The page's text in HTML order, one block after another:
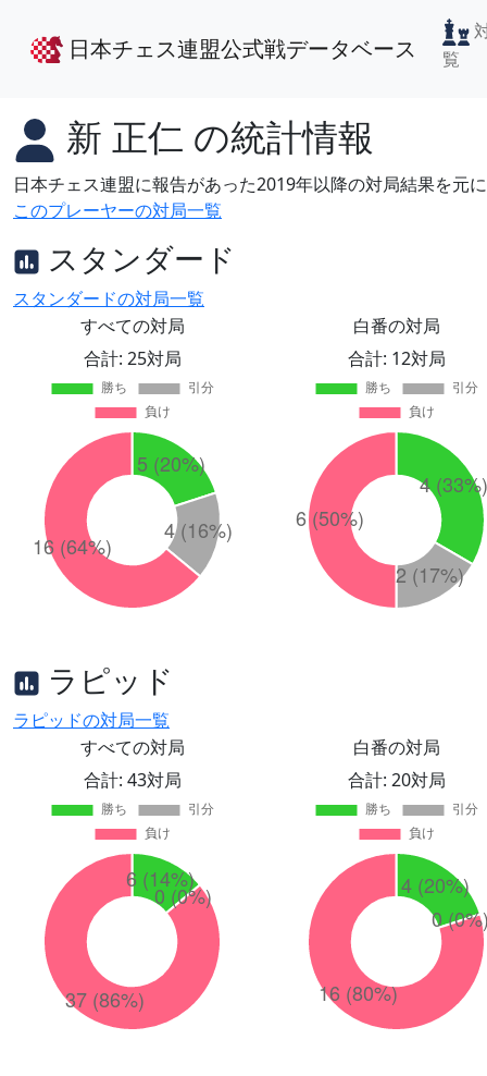
日本チェス連盟公式戦データベース
覧
新 正仁 の統計情報
日本チェス連盟に報告があった2019年以降の対局結果を元
このプレーヤーの対局一覧
スタンダード
スタンダードの対局一覧
すべての対局
合計: 25対局
白番の対局
合計: 12対局
ラピッド
ラピッドの対局一覧
すべての対局
合計: 43対局
白番の対局
合計: 20対局